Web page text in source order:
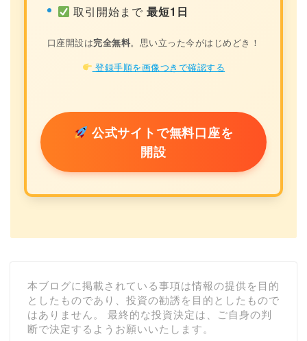
取引開始まで最短1日
口座開設は完全無料。思い立った今がはじめどき！
登録手順を画像つきで確認する
公式サイトで無料口座を
開設
本ブログに掲載されている事項は情報の提供を目的
としたものであり、投資の勧誘を目的としたもので
はありません。 最終的な投資決定は、ご自身の判
断で決定するようお願いいたします。